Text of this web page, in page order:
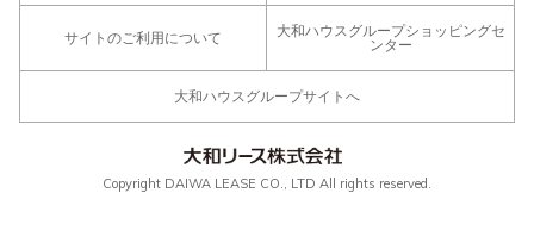
サイトのご利用について
大和ハウスグループショッピングセ
ンター
大和ハウスグループサイトへ
Copyright DAIWA LEASE CO., LTD All rights reserved.